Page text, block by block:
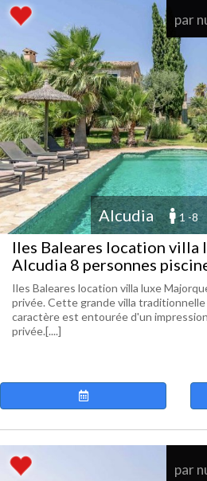
par
Alcudia 1 -8
Iles Baleares location villa
Alcudia 8 personnes
Iles Baleares location villa luxe
privée. Cette grande villa
caractère est entourée d'un
privée.[....]
par